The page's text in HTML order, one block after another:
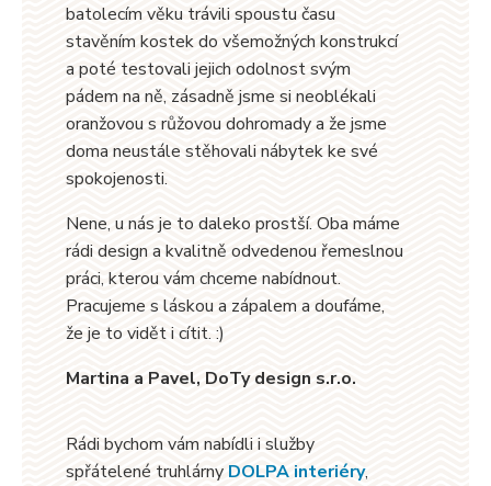
batolecím věku trávili spoustu času
stavěním kostek do všemožných konstrukcí
a poté testovali jejich odolnost svým
pádem na ně, zásadně jsme si neoblékali
oranžovou s růžovou dohromady a že jsme
doma neustále stěhovali nábytek ke své
spokojenosti.
Nene, u nás je to daleko prostší. Oba máme
rádi design a kvalitně odvedenou řemeslnou
práci, kterou vám chceme nabídnout.
Pracujeme s láskou a zápalem a doufáme,
že je to vidět i cítit. :)
Martina a Pavel, DoTy design s.r.o.
Rádi bychom vám nabídli i služby
spřátelené truhlárny DOLPA interiéry,